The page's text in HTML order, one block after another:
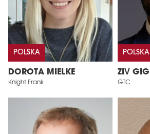
POLSKA
DOROTA MIELKE
Knight Frank
POLSKA
ZIV GIGI
GTC